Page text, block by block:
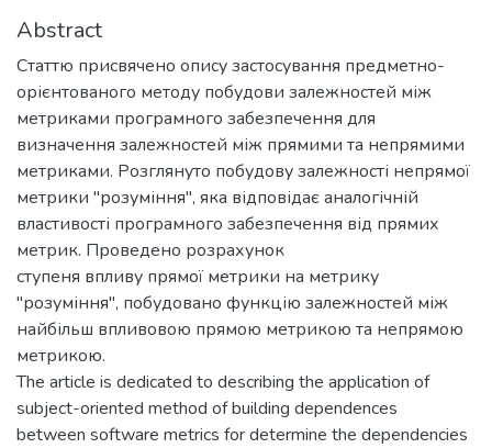
Abstract
Статтю присвячено опису застосування предметно-
орієнтованого методу побудови залежностей між
метриками програмного забезпечення для
визначення залежностей між прямими та непрямими
метриками. Розглянуто побудову залежності непрямої
метрики "розуміння", яка відповідає аналогічній
властивості програмного забезпечення від прямих
метрик. Проведено розрахунок
ступеня впливу прямої метрики на метрику
"розуміння", побудовано функцію залежностей між
найбільш впливовою прямою метрикою та непрямою
метрикою.
The article is dedicated to describing the application of
subject-oriented method of building dependences
between software metrics for determine the dependencies